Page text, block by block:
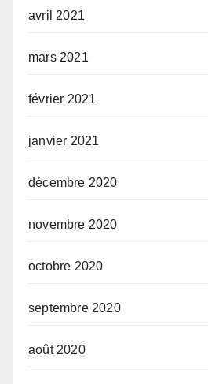
avril 2021
mars 2021
février 2021
janvier 2021
décembre 2020
novembre 2020
octobre 2020
septembre 2020
août 2020